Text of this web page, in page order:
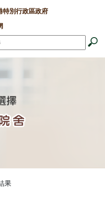
特別行政區政府
果